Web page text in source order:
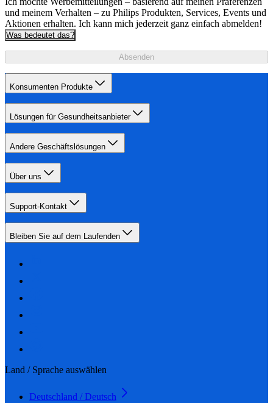
und meinem Verhalten – zu Philips Produkten, Services, Events und
Aktionen erhalten. Ich kann mich jederzeit ganz einfach abmelden!
Was bedeutet das?
Absenden
Konsumenten Produkte
Lösungen für Gesundheitsanbieter
Andere Geschäftslösungen
Über uns
Support-Kontakt
Bleiben Sie auf dem Laufenden
Land / Sprache auswählen
Deutschland / Deutsch